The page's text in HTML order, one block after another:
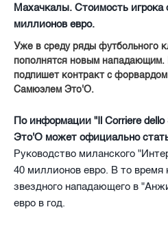
Махачкалы. Стоимость игрока
миллионов евро.
Уже в среду ряды футбольного
пополнятся новым нападающим.
подпишет контракт с
Самюэлем Это'О.
По информации "Il Corriere
Это'О может официально
Руководство миланского
40 миллионов евро. В то время
звездного нападающего в
евро в год.